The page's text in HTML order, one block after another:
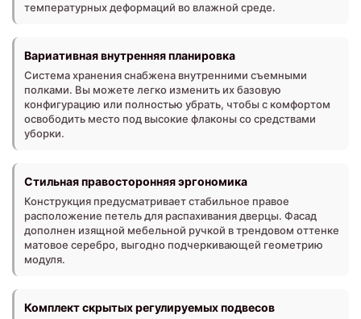
температурных деформаций во влажной среде.
Вариативная внутренняя планировка
Система хранения снабжена внутренними съемными
полками. Вы можете легко изменить их базовую
конфигурацию или полностью убрать, чтобы с комфортом
освободить место под высокие флаконы со средствами
уборки.
Стильная правосторонняя эргономика
Конструкция предусматривает стабильное правое
расположение петель для распахивания дверцы. Фасад
дополнен изящной мебельной ручкой в трендовом оттенке
матовое серебро, выгодно подчеркивающей геометрию
модуля.
Комплект скрытых регулируемых подвесов